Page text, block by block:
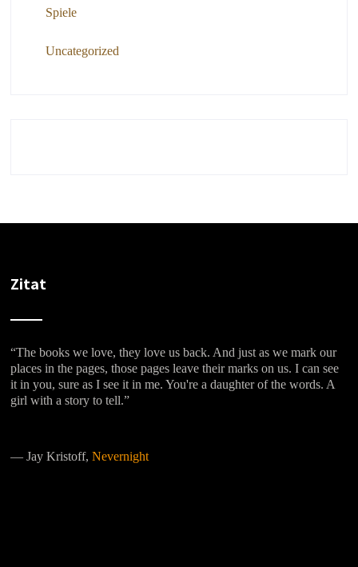
Spiele
Uncategorized
Zitat
“The books we love, they love us back. And just as we mark our
places in the pages, those pages leave their marks on us. I can see
it in you, sure as I see it in me. You're a daughter of the words. A
girl with a story to tell.”
―Jay Kristoff,Nevernight